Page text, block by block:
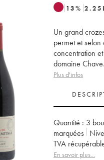
13% 2.25
Un grand
permet et
concentration
domaine
Plus d'infos
Quantité : 3
marquées
TVA
Appellation :
En savoir plus...